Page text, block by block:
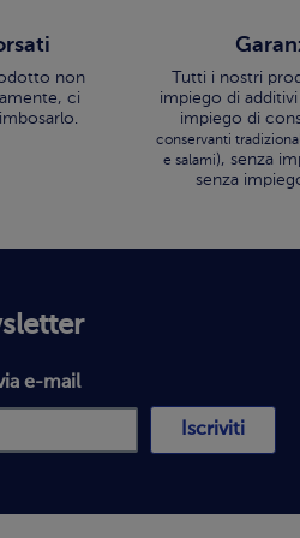
non
ci
Tutti i nostri
impiego di
impiego di
conservanti
e salami), senza
senza
e-mail
Iscriviti